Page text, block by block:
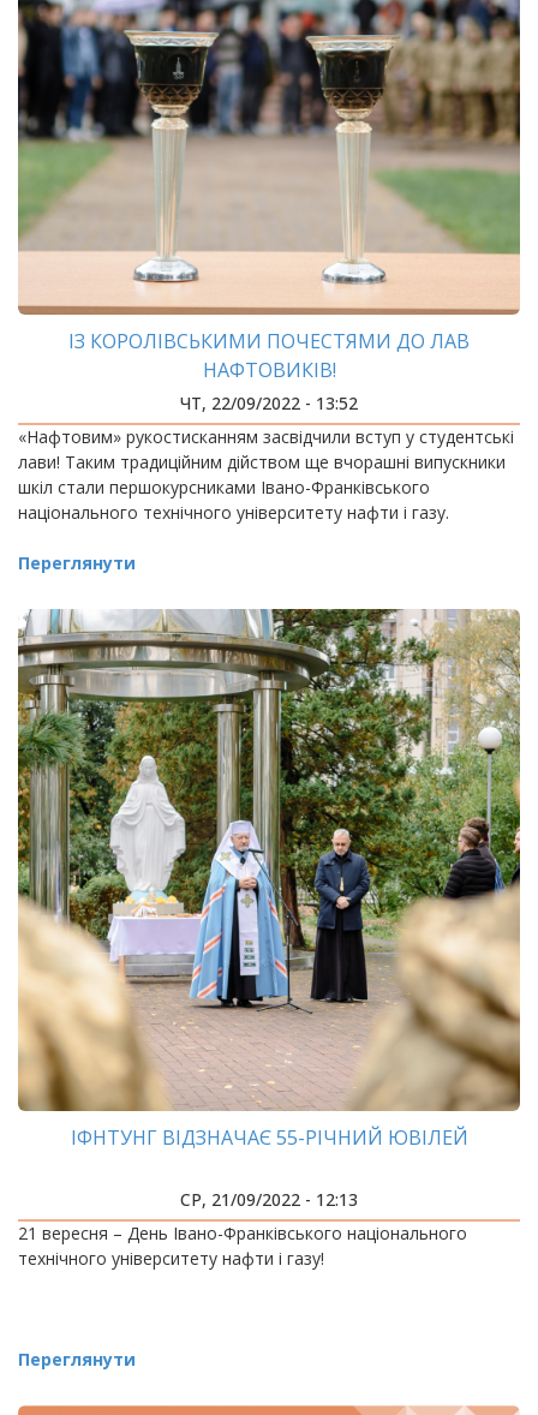
ІЗ КОРОЛІВСЬКИМИ ПОЧЕСТЯМИ ДО ЛАВ
НАФТОВИКІВ!
ЧТ, 22/09/2022 - 13:52
«Нафтовим» рукостисканням засвідчили вступ у студентські
лави! Таким традиційним дійством ще вчорашні випускники
шкіл стали першокурсниками Івано-Франківського
національного технічного університету нафти і газу.
Переглянути
ІФНТУНГ ВІДЗНАЧАЄ 55-РІЧНИЙ ЮВІЛЕЙ
СР, 21/09/2022 - 12:13
21 вересня – День Івано-Франківського національного
технічного університету нафти і газу!
Переглянути